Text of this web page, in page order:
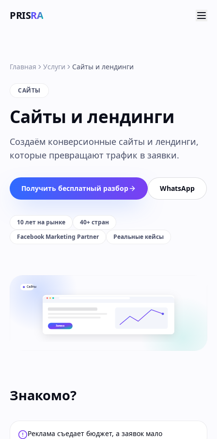
PRISRA
Главная Услуги Сайты и лендинги
САЙТЫ
Сайты и лендинги
Создаём конверсионные сайты и лендинги,
которые превращают трафик в заявки.
Получить бесплатный разбор WhatsApp
10 лет на рынке
40+ стран
Facebook Marketing Partner
Реальные кейсы
Сайты
Заявка
Знакомо?
Реклама съедает бюджет, а заявок мало